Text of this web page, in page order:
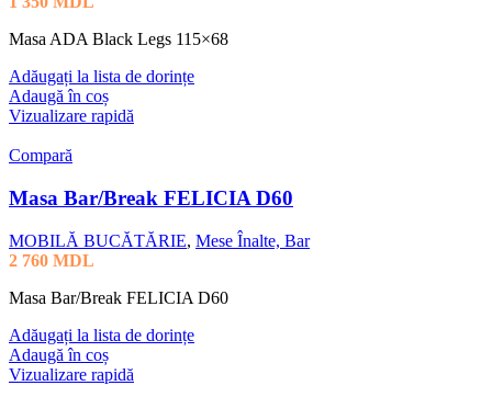
Masa ADA Black Legs 115×68
Adăugați la lista de dorințe
Adaugă în coș
Vizualizare rapidă
Compară
Masa Bar/Break FELICIA D60
MOBILĂ BUCĂTĂRIE, Mese Înalte, Bar
2 760 MDL
Masa Bar/Break FELICIA D60
Adăugați la lista de dorințe
Adaugă în coș
Vizualizare rapidă